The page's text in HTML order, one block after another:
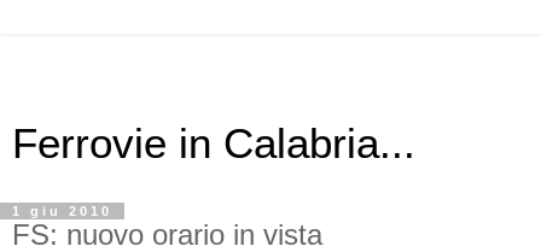
Ferrovie in Calabria...
1 giu 2010
FS: nuovo orario in vista